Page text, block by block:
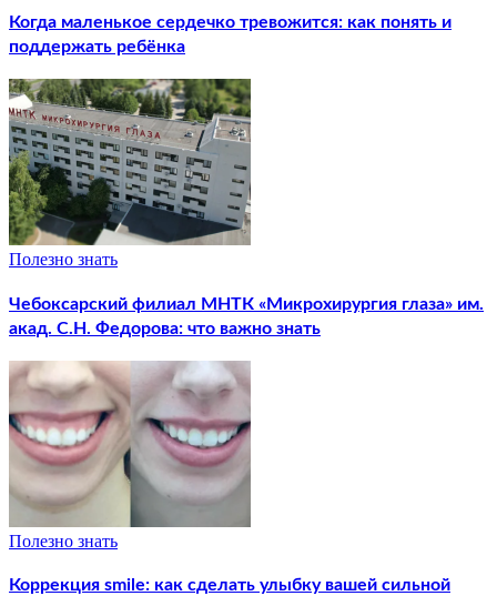
Когда маленькое сердечко тревожится: как понять и
поддержать ребёнка
Полезно знать
Чебоксарский филиал МНТК «Микрохирургия глаза» им.
акад. С.Н. Федорова: что важно знать
Полезно знать
Коррекция smile: как сделать улыбку вашей сильной